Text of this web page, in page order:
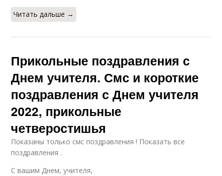
Читать дальше →
Прикольные поздравления с
Днем учителя. Смс и короткие
поздравления с Днем учителя
2022, прикольные
четверостишья
Показаны только смс поздравления ! Показать все
поздравления .
С вашим Днем, учителя,